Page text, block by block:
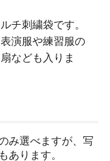
チ刺繍袋です。
演服や練習服の
なども入りま
み選べますが、写
あります。